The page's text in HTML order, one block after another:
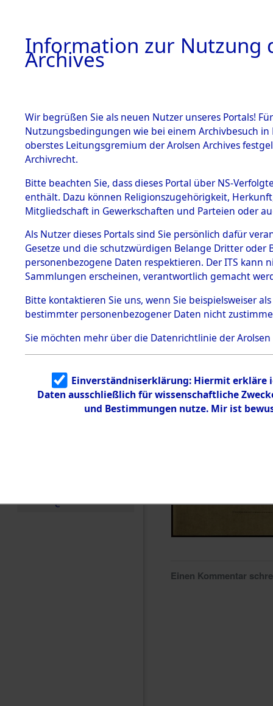
BESTÄNDE
1.
mente
5. Verschiedenes
5.3
Todesmärsche
5.3.1 Alliierte
Erhebungen
zu
Todesmärsch
en
5.3.2
Identifizierun
g
5.3.3
Todesmärsch
e
Einen Kommentar
Information zur Nutzung
Archives
Wir begrüßen Sie als neuen Nutzer unseres Portals!
Nutzungsbedingungen wie bei einem Archivbesuch
oberstes Leitungsgremium der Arolsen Archives
Archivrecht.
Bitte beachten Sie, dass dieses Portal über NS-
enthält. Dazu können Religionszugehörigkeit,
Mitgliedschaft in Gewerkschaften und Parteien oder
Als Nutzer dieses Portals sind Sie persönlich dafür
Gesetze und die schutzwürdigen Belange Dritter
personenbezogene Daten respektieren. Der ITS
Sammlungen erscheinen, verantwortlich gemacht
Bitte kontaktieren Sie uns, wenn Sie beispielsweiser
bestimmter personenbezogener Daten nicht
Sie möchten mehr über die Datenrichtlinie der Arolsen
Einverständniserklärung: Hiermit erkläre
Daten ausschließlich für wissenschaftliche
und Bestimmungen nutze. Mir ist